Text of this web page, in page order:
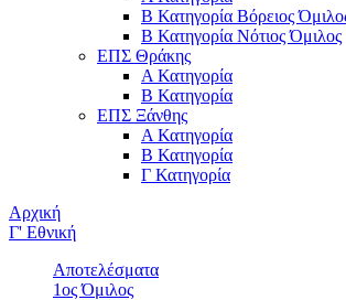
Β Κατηγορία Βόρειος
Β Κατηγορία Νότιος Όμιλος
ΕΠΣ Θράκης
Α Κατηγορία
Β Κατηγορία
ΕΠΣ Ξάνθης
Α Κατηγορία
Β Κατηγορία
Γ Κατηγορία
Αρχική
Γ' Εθνική
Αποτελέσματα
1ος Όμιλος